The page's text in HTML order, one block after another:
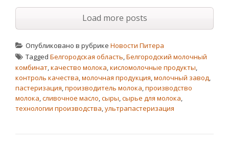
Load more posts
Опубликовано в рубрике Новости Питера
Tagged Белгородская область Белгородский молочный
комбинат качество молока кисломолочные продукты
контроль качества молочная продукция молочный завод
пастеризация производитель молока производство
молока сливочное масло сыры сырье для молока
технологии производства ультрапастеризация